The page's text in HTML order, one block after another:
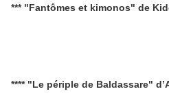
*** "Fantômes et kimonos" de
**** "Le périple de Baldassare"